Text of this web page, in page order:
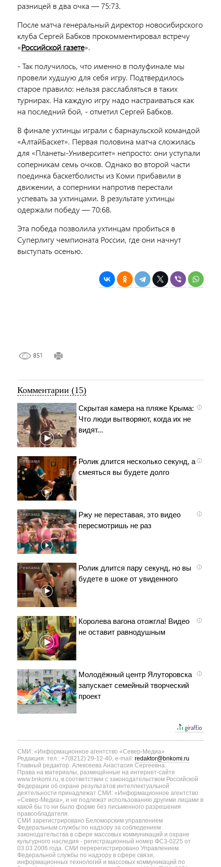
разницей в два очка — 75:73.
После матча генеральный директор новосибирского
клуба Сергей Бабков прокомментировал встречу
«Российской газете».
- Так получилось, что именно в полуфинале мы
провели худшую для себя игру. Подтвердилось
старое правило: нельзя расслабляться в таких
турнирах. На каждую игру надо настраиваться как
на последний бой, - отметил Сергей Бабков.
В финале ухтинцы играли с барнаульской командой
«АлтайБаскет». Первая половина матча сложилась
для «Планеты-Университет» непросто: они уступали
соперникам семь очков. Однако во второй части
поединка баскетболисты из Коми прибавили в
движении, а соперники напротив перестали
успевать за ухтинцами. В результате ухтинцы
одержали победу — 70:68.
Эта победа позволила ухтинцам пробиться в
Суперлигу чемпионата России, где они начнут
выступать осенью.
851
Комментарии (15)
i
Скрытая камера на пляже Крыма:
Что люди вытворяют, когда их не
видят...
i
Ролик длится несколько секунд, а
смеяться вы будете долго
i
Ржу не переставая, это видео
пересмотришь не раз
i
Ролик длится пару секунд, но вы
будете в шоке от увиденного
i
Королева вагона отожгла! Видео
не оставит равнодушным
i
Молодёжный центр Ялуторовска
запускает семейный творческий
проект
СМИ: «Информационное агентство «Север-Медиа»
Редакция: тел.: +7(8212) 29-12-40, e-mail: redaktor@bnkomi.ru
Главный редактор: Алексеева Анастасия Сергеевна.
Права на материалы, размещённые на интернет-сайте
www.bnkomi.ru, в соответствии с законодательством Российской
Федерации об охране результатов интеллектуальной
деятельности принадлежат СМИ: «Информационное агентство
«Север-Медиа», и не подлежат использованию другими лицами в
какой бы то ни было форме без письменного разрешения
правообладателя.
СМИ зарегистрировано Беломорским управлением
Федеральным службы по надзору за соблюдением
законодательства в сфере массовых коммуникаций и охране
культурного наследия - регистрационный номер ФС3-0225 от
03.03.2006 года. СМИ перерегистрировано Управлением
Федеральной службы по надзору в сфере связи,
информационных технологий и массовых коммуникаций по